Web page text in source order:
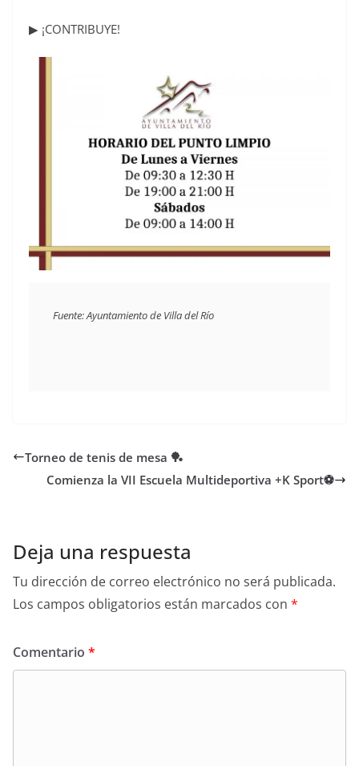
▶ ¡CONTRIBUYE!
Fuente: Ayuntamiento de Villa del Río
Torneo de tenis de mesa 🏓
Comienza la VII Escuela Multideportiva +K Sport⚽
Deja una respuesta
Tu dirección de correo electrónico no será publicada.
Los campos obligatorios están marcados con *
Comentario *